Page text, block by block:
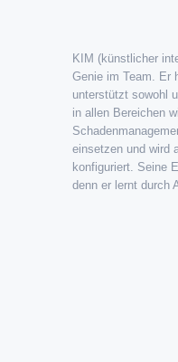
KIM (künstlicher
Genie im Team. Er
unterstützt sowohl
in allen Bereichen
einsetzen und wird
konfiguriert. Seine
denn er lernt durch